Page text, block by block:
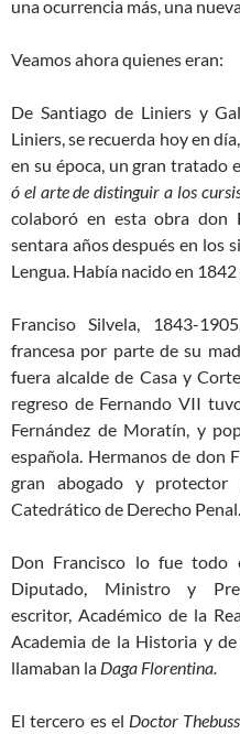
una ocurrencia más, una
Veamos ahora quienes eran:
De Santiago de Liniers y
Liniers, se recuerda hoy en
en su época, un gran tratado
ó el arte de distinguir a los
colaboró en esta obra don
sentara años después en los
Lengua. Había nacido en
Franciso Silvela, 1843-
francesa por parte de su
fuera alcalde de Casa y
regreso de Fernando VII
Fernández de Moratín, y
española. Hermanos de don
gran abogado y protector
Catedrático de Derecho Penal.
Don Francisco lo fue todo
Diputado, Ministro y
escritor, Académico de la
Academia de la Historia y de
llamaban la Daga Florentina.
El tercero es el Doctor